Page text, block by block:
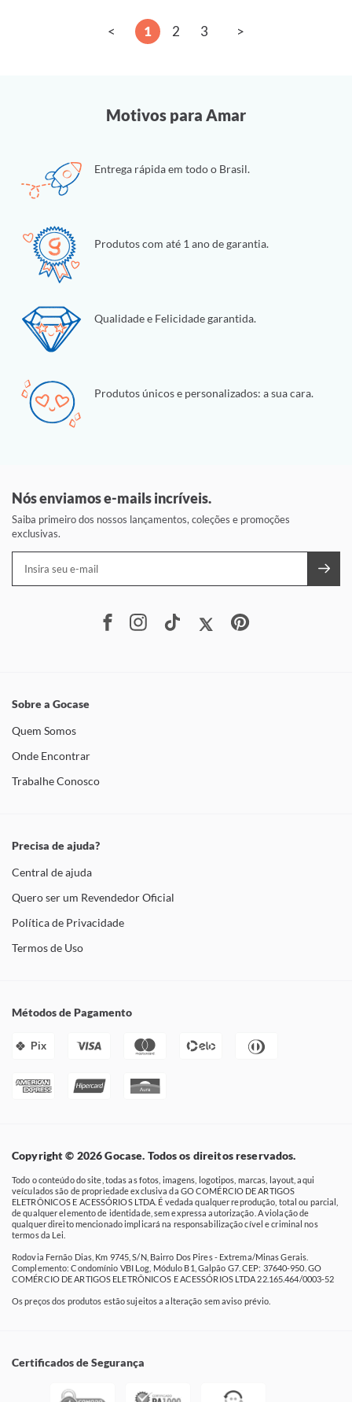
< 1 2 3 >
Motivos para Amar
Entrega rápida em todo o Brasil.
Produtos com até 1 ano de garantia.
Qualidade e Felicidade garantida.
Produtos únicos e personalizados: a sua cara.
Nós enviamos e-mails incríveis.
Saiba primeiro dos nossos lançamentos, coleções e promoções
exclusivas.
Sobre a Gocase
Quem Somos
Onde Encontrar
Trabalhe Conosco
Precisa de ajuda?
Central de ajuda
Quero ser um Revendedor Oficial
Política de Privacidade
Termos de Uso
Métodos de Pagamento
Pix
Copyright © 2026 Gocase. Todos os direitos reservados.
Todo o conteúdo do site, todas as fotos, imagens, logotipos, marcas, layout, aqui
veículados são de propriedade exclusiva da GO COMÉRCIO DE ARTIGOS
ELETRÔNICOS E ACESSÓRIOS LTDA. É vedada qualquer reprodução, total ou parcial,
de qualquer elemento de identidade, sem expressa autorização. A violação de
qualquer direito mencionado implicará na responsabilização cível e criminal nos
termos da Lei.
Rodovia Fernão Dias, Km 9745, S/N, Bairro Dos Pires - Extrema/Minas Gerais.
Complemento: Condomínio VBI Log, Módulo B1, Galpão G7. CEP: 37640-950. GO
COMÉRCIO DE ARTIGOS ELETRÔNICOS E ACESSÓRIOS LTDA 22.165.464/0003-52
Os preços dos produtos estão sujeitos a alteração sem aviso prévio.
Certificados de Segurança